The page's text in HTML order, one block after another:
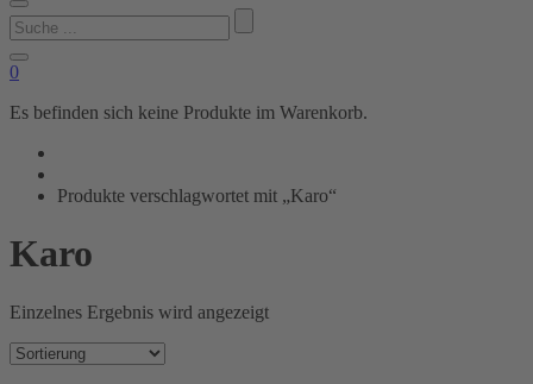
Suchen
nach:
0
Es befinden sich keine Produkte im Warenkorb.
Produkte verschlagwortet mit „Karo“
Karo
Einzelnes Ergebnis wird angezeigt